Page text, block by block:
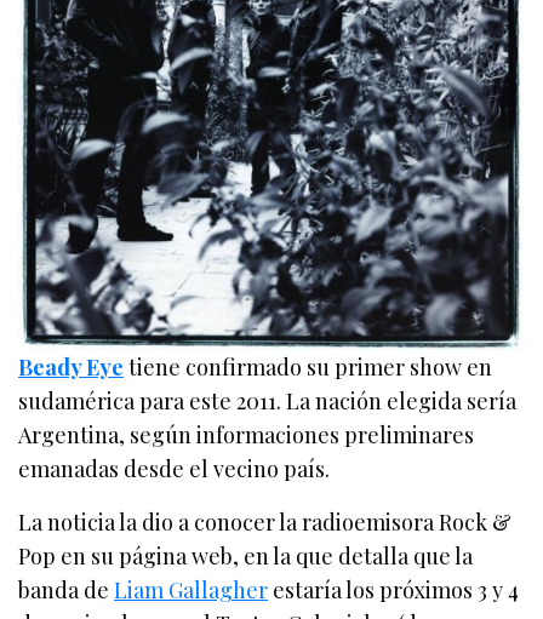
Beady Eye tiene confirmado su primer show en
sudamérica para este 2011. La nación elegida sería
Argentina, según informaciones preliminares
emanadas desde el vecino país.
La noticia la dio a conocer la radioemisora Rock &
Pop en su página web, en la que detalla que la
banda deLiam Gallagher estaría los próximos 3 y 4